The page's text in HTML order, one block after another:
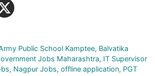
Public School Kamptee, Balvatika
Jobs Maharashtra, IT Supervisor
, Nagpur Jobs, offline application, PGT